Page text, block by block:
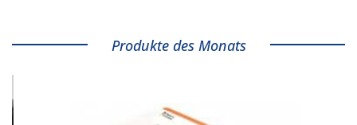
Produkte des Monats